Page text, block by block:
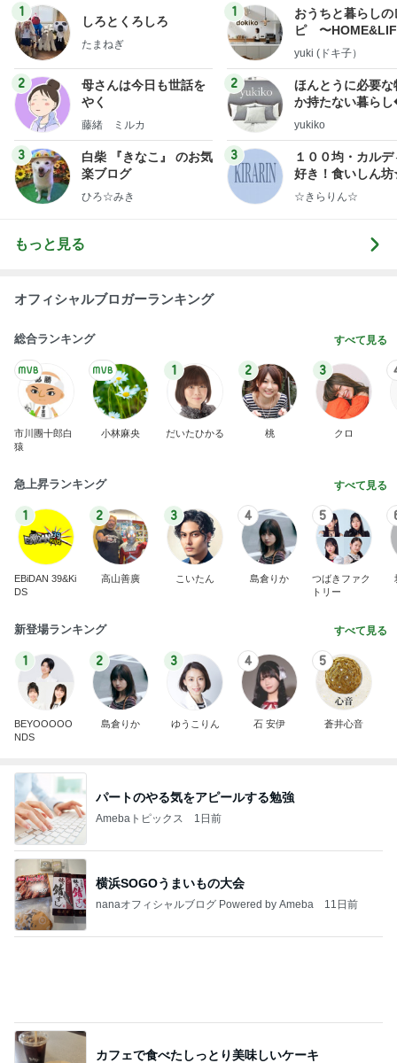
1
しろとくろしろ
たまねぎ
2
母さんは今日も世話を
やく
藤緒 ミルカ
3
白柴 『きなこ』 のお気
楽ブログ
ひろ☆みき
1
おうちと暮らしの
ピ 〜
yuki (ドキ子）
2
ほんとうに必要な
か持たない暮ら
ep Life Simple◆
yukiko
3
１００均・カルデ
好き！食いしん
らりん☆のブログ
☆きらりん☆
もっと見る
オフィシャルブロガーランキング
総合ランキング すべて見る
市川團十郎白
猿
小林麻央
1
だいたひかる
2
桃
3
クロ
急上昇ランキング すべて見る
1
EBiDAN 39&Ki
DS
2
高山善廣
3
こいたん
4
島倉りか
5
つばきファク
トリー
新登場ランキング すべて見る
1
BEYOOOOO
NDS
2
島倉りか
3
ゆうこりん
4
石 安伊
5
蒼井心音
パートのやる気をアピールする勉強
Amebaトピックス 1日前
横浜SOGOうまいもの大会
nanaオフィシャルブログ Powered by Ameba 11日前
カフェで食べたしっとり美味しいケーキ